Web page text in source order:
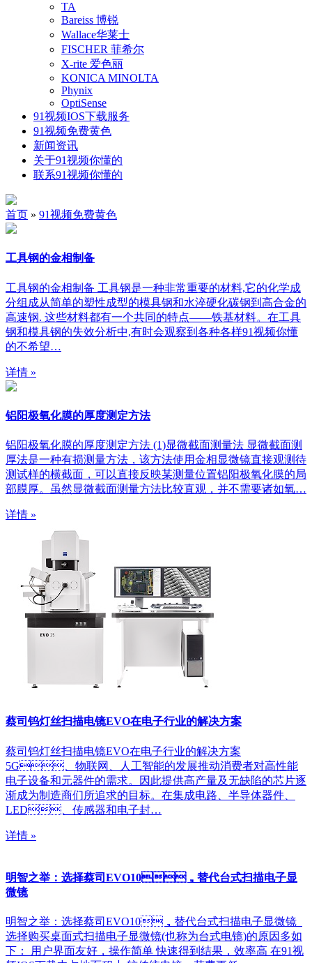
TA
Bareiss 博锐
Wallace华莱士
FISCHER 菲希尔
X-rite 爱色丽
KONICA MINOLTA
Phynix
OptiSense
91视频IOS下载服务
91视频免费黄色
新闻资讯
关于91视频你懂的
联系91视频你懂的
首页 » 91视频免费黄色
工具钢的金相制备
工具钢的金相制备 工具钢是一种非常重要的材料,它的化学成
分组成从简单的塑性成型的模具钢和水淬硬化碳钢到高合金的
高速钢. 这些材料都有一个共同的特点——铁基材料。在工具
钢和模具钢的失效分析中,有时会观察到各种各样91视频你懂
的不希望…
详情 »
铝阳极氧化膜的厚度测定方法
铝阳极氧化膜的厚度测定方法 (1)显微截面测量法 显微截面测
厚法是一种有损测量方法，该方法使用金相显微镜直接观测待
测试样的横截面，可以直接反映某测量位置铝阳极氧化膜的局
部膜厚。虽然显微截面测量方法比较直观，并不需要诸如氧…
详情 »
蔡司钨灯丝扫描电镜EVO在电子行业的解决方案
蔡司钨灯丝扫描电镜EVO在电子行业的解决方案
5G、物联网、人工智能的发展推动消费者对高性能
电子设备和元器件的需求。因此提供高产量及无缺陷的芯片逐
渐成为制造商们所追求的目标。在集成电路、半导体器件、
LED、传感器和电子封…
详情 »
明智之举：选择蔡司EVO10，替代台式扫描电子显
微镜
明智之举：选择蔡司EVO10，替代台式扫描电子显微镜
选择购买桌面式扫描电子显微镜(也称为台式电镜)的原因多如
下： 用户界面友好，操作简单 快速得到结果，效率高 在91视